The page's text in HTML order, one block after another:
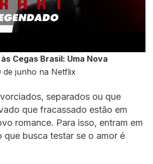
Cegas Brasil: Uma Nova
de junho na Netflix
separados ou que
que fracassado estão em
romance. Para isso, entram em
que busca testar se o amor é